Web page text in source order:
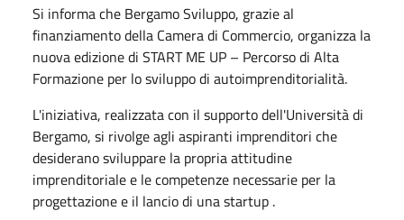
Si informa che Bergamo Sviluppo, grazie al
finanziamento della Camera di Commercio, organizza la
nuova edizione di START ME UP – Percorso di Alta
Formazione per lo sviluppo di autoimprenditorialità.
L'iniziativa, realizzata con il supporto dell'Università di
Bergamo, si rivolge agli aspiranti imprenditori che
desiderano sviluppare la propria attitudine
imprenditoriale e le competenze necessarie per la
progettazione e il lancio di una startup .